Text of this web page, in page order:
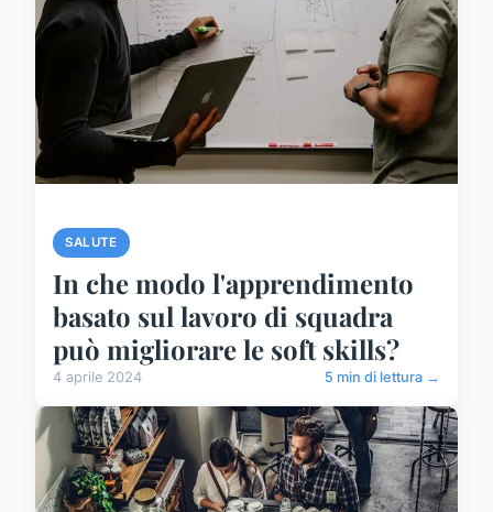
SALUTE
In che modo l'apprendimento
basato sul lavoro di squadra
può migliorare le soft skills?
4 aprile 2024 5 min di lettura →